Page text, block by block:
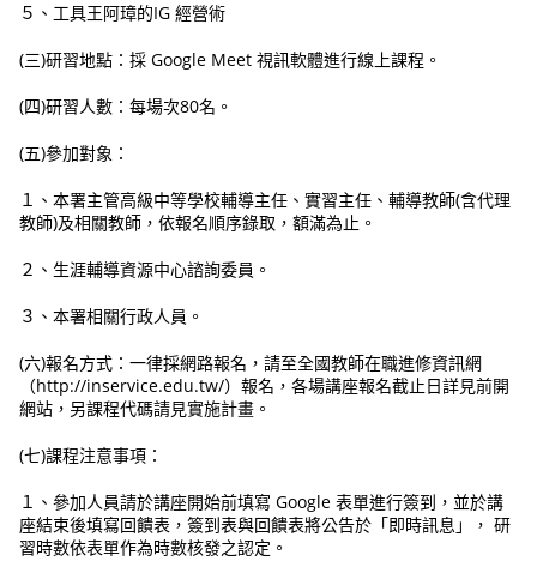
５、工具王阿璋的IG 經營術
(三)研習地點：採 Google Meet 視訊軟體進行線上課程。
(四)研習人數：每場次80名。
(五)參加對象：
１、本署主管高級中等學校輔導主任、實習主任、輔導教師(含代理
教師)及相關教師，依報名順序錄取，額滿為止。
２、生涯輔導資源中心諮詢委員。
３、本署相關行政人員。
(六)報名方式：一律採網路報名，請至全國教師在職進修資訊網
（http://inservice.edu.tw/）報名，各場講座報名截止日詳見前開
網站，另課程代碼請見實施計畫。
(七)課程注意事項：
１、參加人員請於講座開始前填寫 Google 表單進行簽到，並於講
座結束後填寫回饋表，簽到表與回饋表將公告於「即時訊息」， 研
習時數依表單作為時數核發之認定。